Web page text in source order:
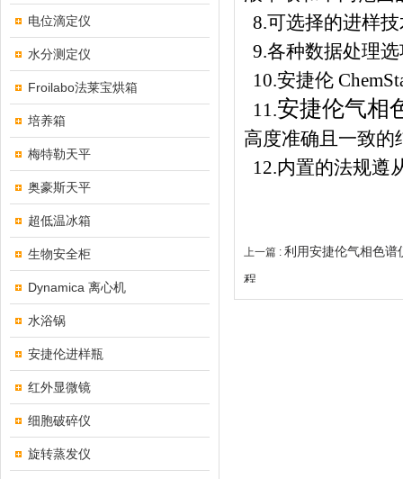
电位滴定仪
水分测定仪
Froilabo法莱宝烘箱
培养箱
梅特勒天平
奥豪斯天平
超低温冰箱
生物安全柜
Dynamica 离心机
水浴锅
安捷伦进样瓶
红外显微镜
细胞破碎仪
旋转蒸发仪
8.可选择的进样
9.各种数据处理
10.安捷伦
11.安捷伦气相
高度准确且一致的
12.内置的法规遵
上一篇 : 利用安捷伦气相色谱
程